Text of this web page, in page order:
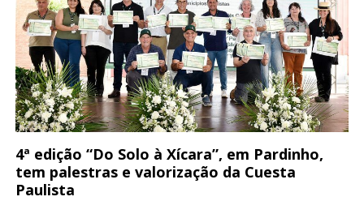
4ª edição “Do Solo à Xícara”, em Pardinho,
tem palestras e valorização da Cuesta
Paulista